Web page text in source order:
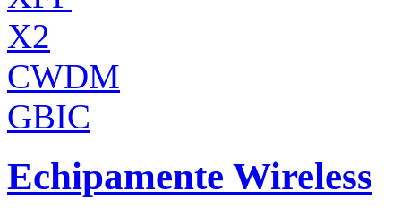
X2
CWDM
GBIC
Echipamente Wireless